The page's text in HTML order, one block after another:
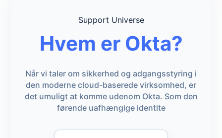
Support Universe
Hvem er Okta?
Når vi taler om sikkerhed og adgangsstyring i
den moderne cloud-baserede virksomhed, er
det umuligt at komme udenom Okta. Som den
førende uafhængige identite